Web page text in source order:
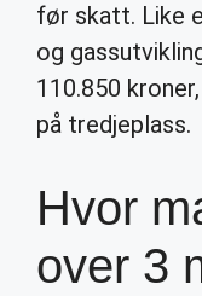
før skatt. Like
og
110.850
på tredjeplass.
Hvor
over 3